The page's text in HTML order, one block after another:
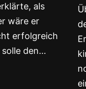
als
wäre er
erfolgreich
solle den…